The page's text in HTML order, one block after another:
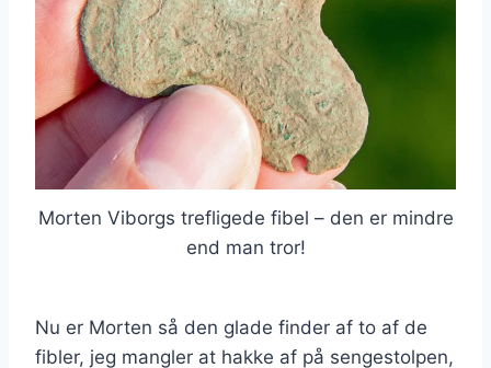
Morten Viborgs trefligede fibel – den er mindre
end man tror!
Nu er Morten så den glade finder af to af de
fibler, jeg mangler at hakke af på sengestolpen,